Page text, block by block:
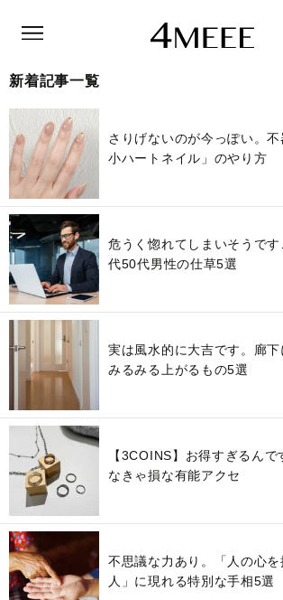
新着記事一覧
さりげないのが今っぽい。
小ハートネイル」のやり方
危うく惚れてしまいそうで
代50代男性の仕草5選
実は風水的に大吉です。廊
みるみる上がるもの5選
【3COINS】お得すぎるん
なきゃ損な有能アクセ
不思議な力あり。「人の心
人」に現れる特別な手相5選